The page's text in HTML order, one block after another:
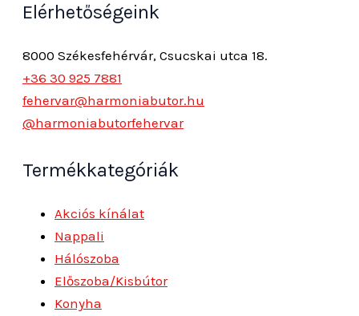
Elérhetőségeink
8000 Székesfehérvár, Csucskai utca 18.
+36 30 925 7881
fehervar@harmoniabutor.hu
@harmoniabutorfehervar
Termékkategóriák
Akciós kínálat
Nappali
Hálószoba
Előszoba/Kisbútor
Konyha